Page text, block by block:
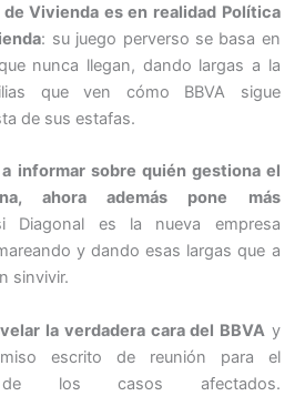
Vivienda es en realidad Política
: su juego perverso se basa en
nunca llegan, dando largas a la
que ven cómo BBVA sigue
de sus estafas.
informar sobre quién gestiona el
ahora además pone más
Diagonal es la nueva empresa
y dando esas largas que a
sinvivir.
la verdadera cara del BBVA y
escrito de reunión para el
de los casos afectados.